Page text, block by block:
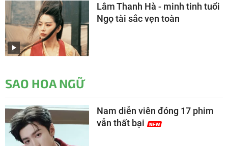
Lâm Thanh Hà - minh tinh tuổi
Ngọ tài sắc vẹn toàn
SAO HOA NGỮ
Nam diễn viên đóng 17 phim
vẫn thất bại